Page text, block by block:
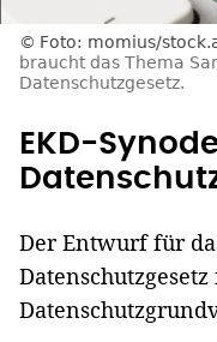
Foto: momius/
braucht das Thema
Datenschutzgesetz.
EKD-
Der Entwurf für